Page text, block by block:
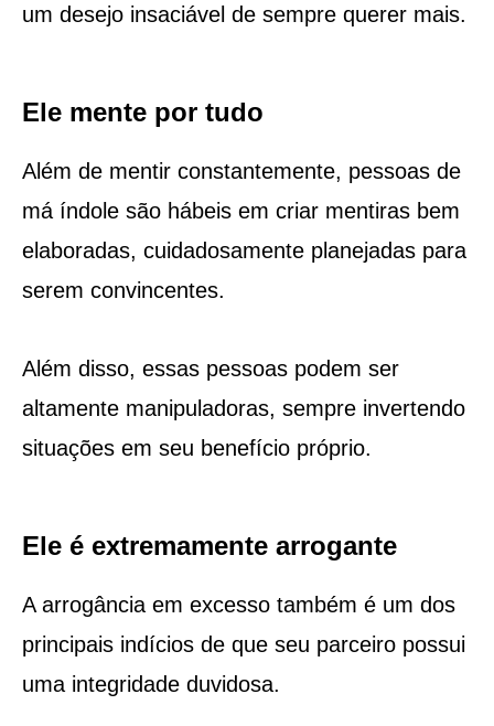
um desejo insaciável de sempre querer mais.
Ele mente por tudo
Além de mentir constantemente, pessoas de
má índole são hábeis em criar mentiras bem
elaboradas, cuidadosamente planejadas para
serem convincentes.
Além disso, essas pessoas podem ser
altamente manipuladoras, sempre invertendo
situações em seu benefício próprio.
Ele é extremamente arrogante
A arrogância em excesso também é um dos
principais indícios de que seu parceiro possui
uma integridade duvidosa.